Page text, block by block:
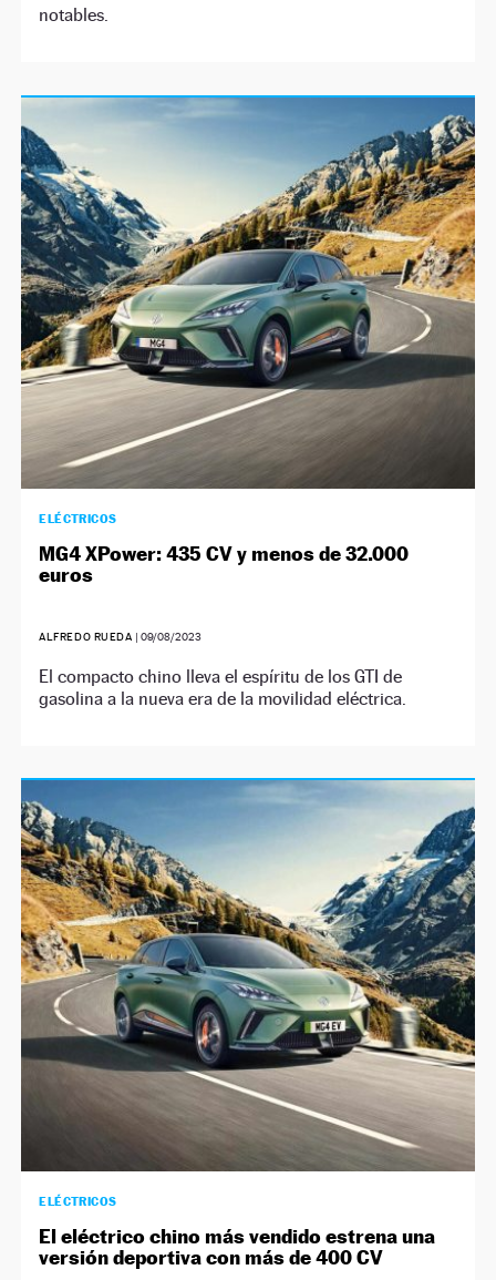
notables.
ELÉCTRICOS
MG4 XPower: 435 CV y menos de 32.000
euros
ALFREDO RUEDA | 09/08/2023
El compacto chino lleva el espíritu de los GTI de
gasolina a la nueva era de la movilidad eléctrica.
ELÉCTRICOS
El eléctrico chino más vendido estrena una
versión deportiva con más de 400 CV